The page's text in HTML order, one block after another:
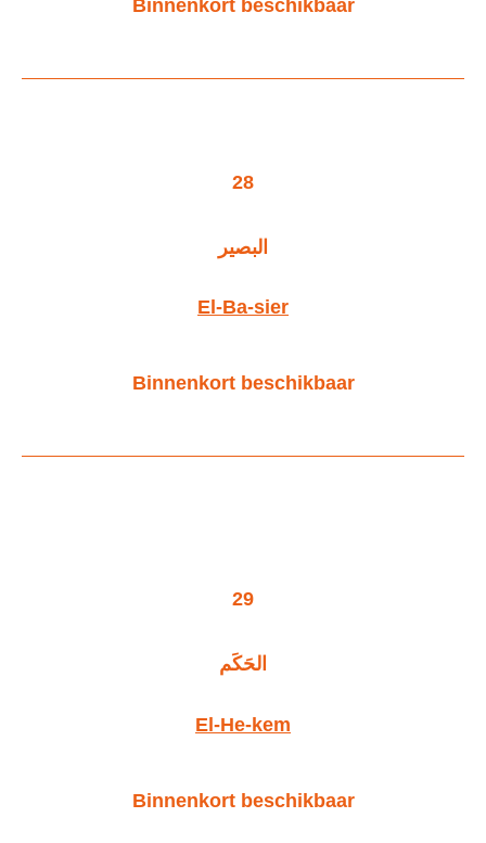
Binnenkort beschikbaar
28
البصير
El-Ba-sier
Binnenkort beschikbaar
29
الحَكَم
El-He-kem
Binnenkort beschikbaar